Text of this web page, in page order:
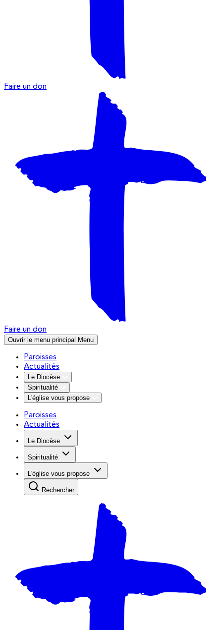
Faire un don
Faire un don
Ouvrir le menu principal Menu
Paroisses
Actualités
Le Diocèse
Spiritualité
L'église vous propose
Paroisses
Actualités
Le Diocèse
Spiritualité
L'église vous propose
Rechercher